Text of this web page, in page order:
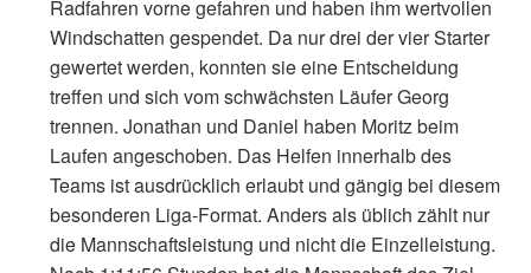
Radfahren vorne gefahren und haben ihm wertvollen
Windschatten gespendet. Da nur drei der vier Starter
gewertet werden, konnten sie eine Entscheidung
treffen und sich vom schwächsten Läufer Georg
trennen. Jonathan und Daniel haben Moritz beim
Laufen angeschoben. Das Helfen innerhalb des
Teams ist ausdrücklich erlaubt und gängig bei diesem
besonderen Liga-Format. Anders als üblich zählt nur
die Mannschaftsleistung und nicht die Einzelleistung.